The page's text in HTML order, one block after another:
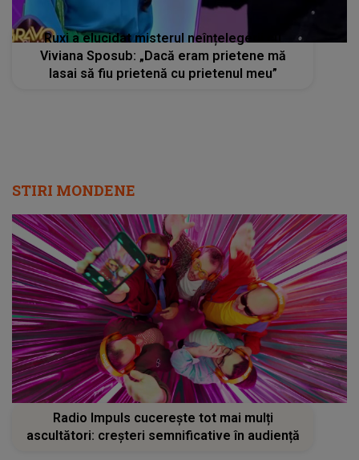
Ruxi a elucidat misterul neînțelegerii cu
Viviana Sposub: „Dacă eram prietene mă
lasai să fiu prietenă cu prietenul meu”
STIRI MONDENE
Radio Impuls cucerește tot mai mulți
ascultători: creșteri semnificative în audiență